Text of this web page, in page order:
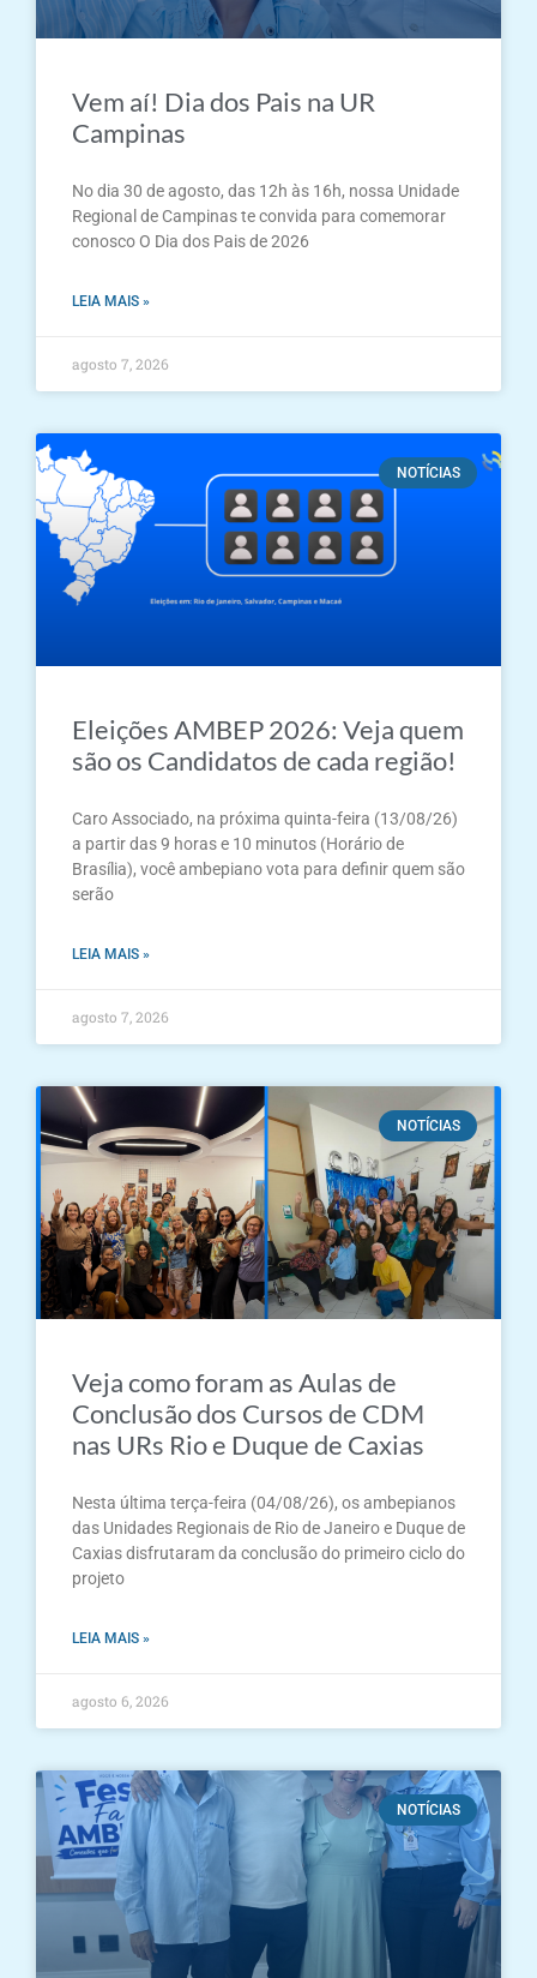
Vem aí! Dia dos Pais na UR
Campinas
No dia 30 de agosto, das 12h às 16h, nossa Unidade
Regional de Campinas te convida para comemorar
conosco O Dia dos Pais de 2026
LEIA MAIS »
agosto 7, 2026
NOTÍCIAS
Eleições AMBEP 2026: Veja quem
são os Candidatos de cada região!
Caro Associado, na próxima quinta-feira (13/08/26)
a partir das 9 horas e 10 minutos (Horário de
Brasília), você ambepiano vota para definir quem são
serão
LEIA MAIS »
agosto 7, 2026
NOTÍCIAS
Veja como foram as Aulas de
Conclusão dos Cursos de CDM
nas URs Rio e Duque de Caxias
Nesta última terça-feira (04/08/26), os ambepianos
das Unidades Regionais de Rio de Janeiro e Duque de
Caxias disfrutaram da conclusão do primeiro ciclo do
projeto
LEIA MAIS »
agosto 6, 2026
NOTÍCIAS